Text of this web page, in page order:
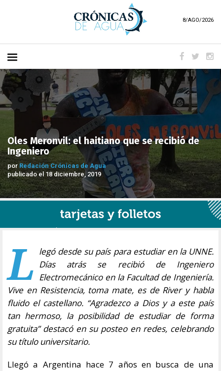
8/AGO/2026
Oles Meronvil: el haitiano que se recibió de
Ingeniero
por Redación Crónicas de Agua
publicado el 18 diciembre, 2019
L legó desde su país para estudiar en la UNNE.
Días atrás se recibió de Ingeniero
Electromecánico en la Facultad de Ingeniería.
Vive en Resistencia, toma mate, es de River y habla
fluido el castellano. “Agradezco a Dios y a este país
tan hermoso, la posibilidad de estudiar de forma
gratuita” destacó en su posteo en redes, celebrando
su título universitario.
Llegó a Argentina hace 7 años en busca de una